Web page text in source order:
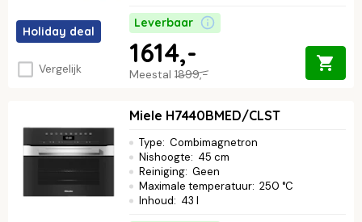
Holiday deal
Vergelijk
Leverbaar
Meestal 1899,-
1614,-
Miele H7440BMED/CLST
Type: Combimagnetron
Nishoogte: 45 cm
Reiniging: Geen
Maximale temperatuur: 250 °C
Inhoud: 43 l